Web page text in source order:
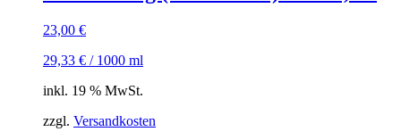
23,00 €
29,33 € / 1000 ml
inkl. 19 % MwSt.
zzgl. Versandkosten